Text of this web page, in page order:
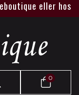
eller hos jer.
0